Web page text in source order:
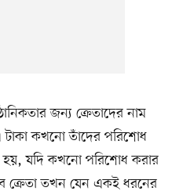
জন্য ক্রেতাদের নাম
টাকা কখনো তাঁদের পরিশোধ
হয়, যদি কখনো পরিশোধ করার
ক্রেতা তখন যেন একই ধরনের